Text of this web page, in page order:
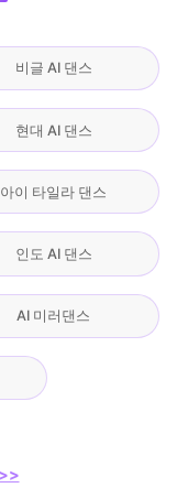
비글 AI 댄스
현대 AI 댄스
아이 타일라 댄스
인도 AI 댄스
AI 미러댄스